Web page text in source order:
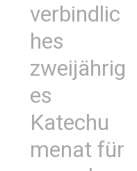
verbindlic
hes
zweijährig
es
Katechu
menat für